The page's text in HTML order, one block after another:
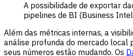
A possibilidade de exportar
pipelines de BI (Business
Além das métricas internas, a
análise profunda do mercado local
seus números estão mudando. Os